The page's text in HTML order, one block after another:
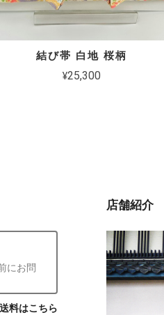
結び帯 白地 桜柄
¥25,300
にお問
料はこちら
店舗紹介